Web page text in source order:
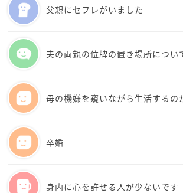
父親にセフレがいました
夫の両親の位牌の置き場所につい
母の機嫌を窺いながら生活するの
卒婚
身内に心を許せる人が少ないです